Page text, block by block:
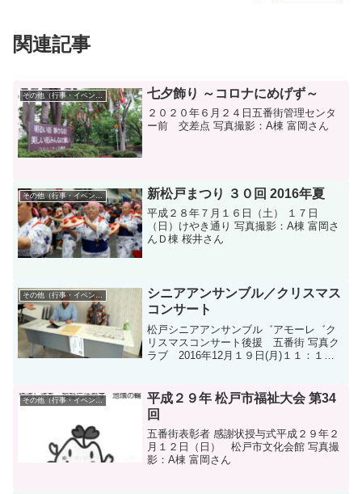
関連記事
その他（行事・イベント） 七夕飾り ～コロナにめげず～
２０２０年６月２４日五番街管理センタ
ー前 交差点 写真撮影：A棟 富岡さん
新松戸まつり ３０回 2016年夏
平成２８年７月１６日（土） １７日
（日）けやき通り 写真撮影：A棟 富岡さ
んＤ棟 桜井さん
その他（行事・イベント）
シニアアンサンブル／クリスマス
コンサート
松戸シニアアンサンブル゛アモーレ゛ク
リスマスコンサート後援 五番街 写真ク
ラブ 2016年12月１９日(月)１１：１５
その他（行事・イベント）
平成２９年 松戸市福祉大会 第34
回
五番街表彰者 感謝状授与式平成２９年２
月１２日（日） 松戸市文化会館 写真撮
影：A棟 富岡さん